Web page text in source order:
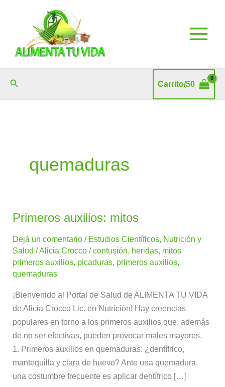
Buscar Carrito/$0
quemaduras
Primeros auxilios: mitos
Dejá un comentario / Estudios Científicos, Nutrición y
Salud /Alicia Crocco/contusión, heridas, mitos
primeros auxilios, picaduras, primeros auxilios,
quemaduras
¡Bienvenido al Portal de Salud de ALIMENTA TU VIDA
de Alicia Crocco Lic. en Nutrición! Hay creencias
populares en torno a los primeros auxilios que, además
de no ser efectivas, pueden provocar males mayores.
1. Primeros auxilios en quemaduras: ¿dentífrico,
mantequilla y clara de huevo? Ante una quemadura,
una costumbre frecuente es aplicar dentífrico […]
Primeros
mitos